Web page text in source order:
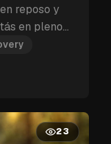
reposo y
en pleno
a la
que un solo
23